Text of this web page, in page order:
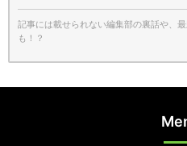
記事には載せられない編集部の裏話や、
も！？